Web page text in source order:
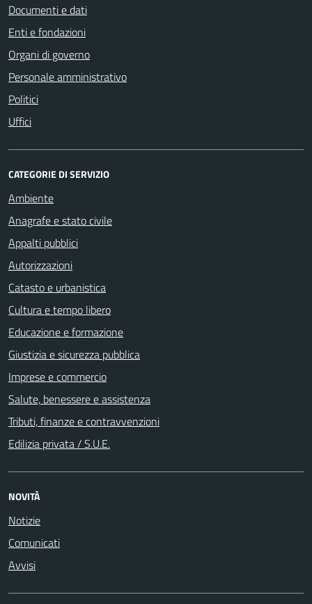
Documenti e dati
Enti e fondazioni
Organi di governo
Personale amministrativo
Politici
Uffici
CATEGORIE DI SERVIZIO
Ambiente
Anagrafe e stato civile
Appalti pubblici
Autorizzazioni
Catasto e urbanistica
Cultura e tempo libero
Educazione e formazione
Giustizia e sicurezza pubblica
Imprese e commercio
Salute, benessere e assistenza
Tributi, finanze e contravvenzioni
Edilizia privata / S.U.E.
NOVITÀ
Notizie
Comunicati
Avvisi